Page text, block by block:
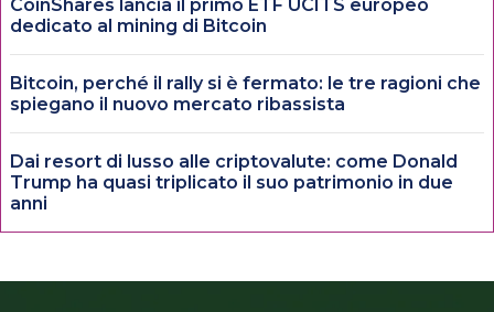
CoinShares lancia il primo ETF UCITS europeo
dedicato al mining di Bitcoin
Bitcoin, perché il rally si è fermato: le tre ragioni che
spiegano il nuovo mercato ribassista
Dai resort di lusso alle criptovalute: come Donald
Trump ha quasi triplicato il suo patrimonio in due
anni